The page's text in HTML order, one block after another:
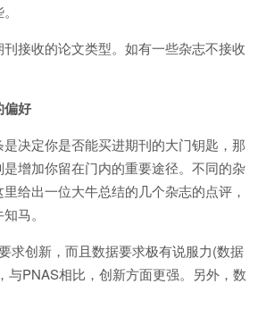
接收的论文类型。如有一些杂志不接收
偏好
决定你是否能买进期刊的大门钥匙，那
增加你留在门内的重要途径。不同的杂
给出一位大牛总结的几个杂志的点评，
马。
求创新，而且数据要求极有说服力(数据
与PNAS相比，创新方面更强。另外，数